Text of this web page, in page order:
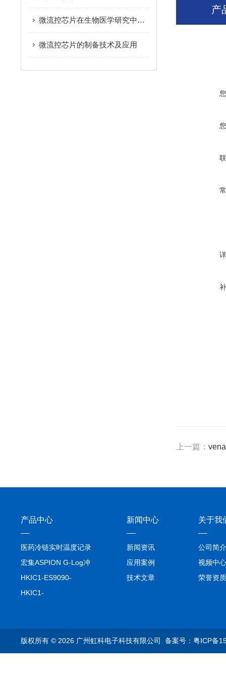
微流控芯片在生物医学研究中的应用
微流控芯片的制备技术及应用
产
上一篇：
产品中心
医药冷链实时温度记录
仪TIVE Solo 5G
宏集ASPION G-Log冲
击记录仪
HKIC1-ES9090-
setA100/1000base-T1
HKIC1-
析仪
新闻中心
新闻资讯
应用案例
技术文章
关于我
公司简介
视频中心
荣誉资质
版权所有 © 2026 广州虹科电子科技有限公司 备案号：粤ICP备